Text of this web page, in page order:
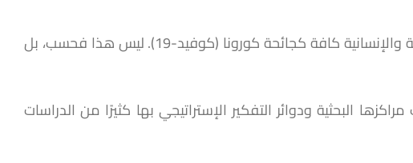
ما من أزمة كَونية في عالمنا المعاصر استحوذت على اهتمام العلماء والباحثين من التخصصات والمجالات العلمية والإنسانية كافة كجائحة كورونا (كوفيد-19). ليس هذا فحسب، بل
ملايين نسمة يعيشون فيها، وقد أنتجت مراكزها البحثية ودوائر التفكير الإستراتيجي بها كثيرًا من الدراسات